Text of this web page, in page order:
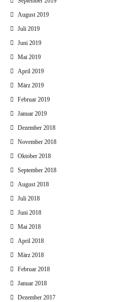
August 2019
Juli 2019
Juni 2019
Mai 2019
April 2019
März 2019
Februar 2019
Januar 2019
Dezember 2018
November 2018
Oktober 2018
September 2018
August 2018
Juli 2018
Juni 2018
Mai 2018
April 2018
März 2018
Februar 2018
Januar 2018
Dezember 2017